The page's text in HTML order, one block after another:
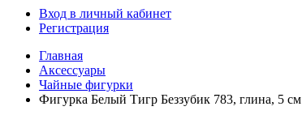
Вход в личный кабинет
Регистрация
Главная
Аксессуары
Чайные фигурки
Фигурка Белый Тигр Беззубик 783, глина, 5 см